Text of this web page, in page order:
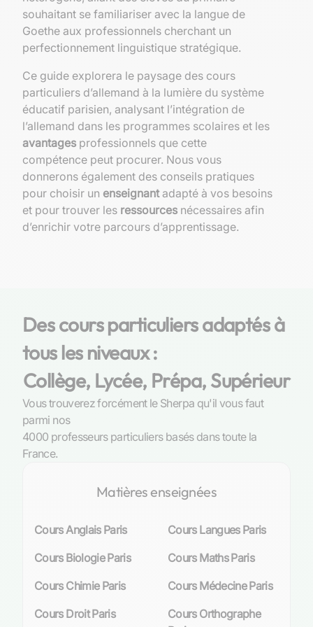
souhaitant se familiariser avec la langue de
Goethe aux professionnels cherchant un
perfectionnement linguistique stratégique.
Ce guide explorera le paysage des cours
particuliers d’allemand à la lumière du système
éducatif parisien, analysant l’intégration de
l’allemand dans les programmes scolaires et les
avantages professionnels que cette
compétence peut procurer. Nous vous
donnerons également des conseils pratiques
pour choisir un enseignantadapté à vos besoins
et pour trouver les ressources nécessaires afin
d’enrichir votre parcours d’apprentissage.
pour l’allemand
La demande pour les cours particuliers
d’allemand à Paris provient d’un public
hétérogène, allant des écoliers aux
professionnels désireux de perfectionner leurs
compétences linguistiques. L’intérêt pour cette
langue est stimulé par divers facteurs tels que
les échanges culturels florissants entre la France
académique liée aux cursus bilingues ou encore
seconde langue européenne majeure. Par
atout concurrentiel indéniable, permettant de se
distinguer dans un environnement académique
ou professionnel compétitif.
Des cours particuliers adaptés à
tous les niveaux :
Collège, Lycée, Prépa, Supérieur
Vous trouverez forcément le Sherpa qu'il vous faut
parmi nos
4000 professeurs particuliers basés dans toute la
France.
Matières enseignées
Cours Anglais Paris
Cours Biologie Paris
Cours Chimie Paris
Cours Droit Paris
Cours Langues Paris
Cours Maths Paris
Cours Médecine Paris
Cours Orthographe